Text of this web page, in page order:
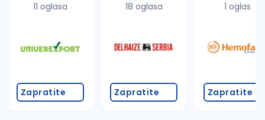
11 oglasa
Zapratite
18 oglasa
Zapratite
1 oglas
Zapratite